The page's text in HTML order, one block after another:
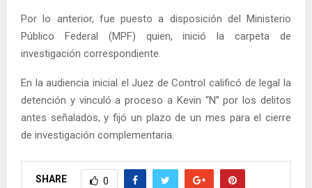
Por lo anterior, fue puesto a disposición del Ministerio
Público Federal (MPF) quien, inició la carpeta de
investigación correspondiente.
En la audiencia inicial el Juez de Control calificó de legal la
detención y vinculó a proceso a Kevin “N” por los delitos
antes señalados, y fijó un plazo de un mes para el cierre
de investigación complementaria.
SHARE 0